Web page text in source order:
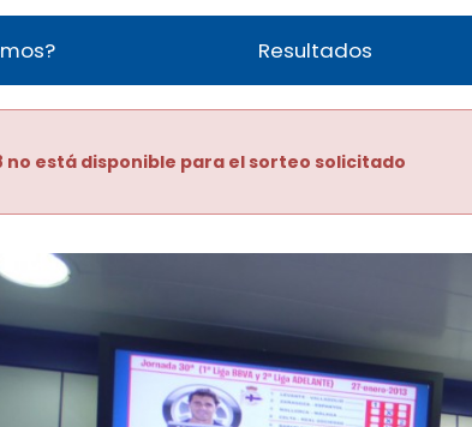
Resultados
no está disponible para el sorteo solicitado